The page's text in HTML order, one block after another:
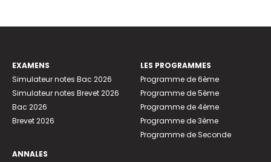
EXAMENS
Simulateur notes Bac 2026
Simulateur notes Brevet 2026
Bac 2026
Brevet 2026
ANNALES
LES PROGRAMMES
Programme de 6ème
Programme de 5ème
Programme de 4ème
Programme de 3ème
Programme de Seconde